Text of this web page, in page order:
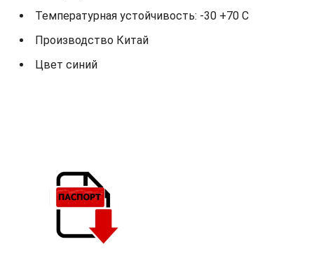
Температурная устойчивость: -30 +70 С
Производство Китай
Цвет синий